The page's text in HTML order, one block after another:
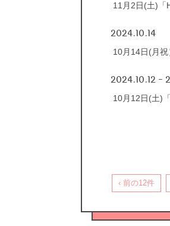
11月2日(土)「
2024.10.14
10月14日(月祝
2024.10.12 -
10月12日(土)
‹ 前の12件